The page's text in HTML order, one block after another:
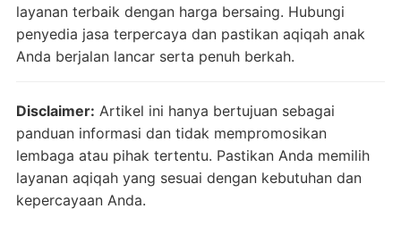
layanan terbaik dengan harga bersaing. Hubungi
penyedia jasa terpercaya dan pastikan aqiqah anak
Anda berjalan lancar serta penuh berkah.
Disclaimer: Artikel ini hanya bertujuan sebagai
panduan informasi dan tidak mempromosikan
lembaga atau pihak tertentu. Pastikan Anda memilih
layanan aqiqah yang sesuai dengan kebutuhan dan
kepercayaan Anda.